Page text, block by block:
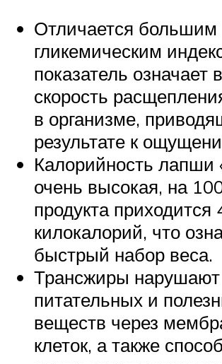
Отличается большим
гликемическим
показатель означает
скорость
в организме,
результате к
Калорийность лапши
очень высокая, на
продукта приходится
килокалорий, что
быстрый набор веса.
Трансжиры нарушают
питательных и
веществ через
клеток, а также